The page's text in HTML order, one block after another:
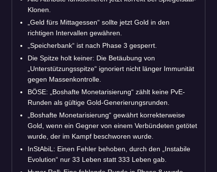
Klonen.
„Geld fürs Mittagessen“ sollte jetzt Gold in den
richtigen Intervallen gewähren.
„Speicherbank“ ist nach Phase 3 gesperrt.
Die Spitze holt keiner: Die Betäubung von
„Unterstützungsspitze“ ignoriert nicht länger Immunität
gegen Massenkontrolle.
BÖSE: „Boshafte Monetarisierung“ zählt keine PvE-
Runden als gültige Gold-Generierungsrunden.
„Boshafte Monetarisierung“ gewährt korrekterweise
Gold, wenn ein Gegner von einem Verbündeten getötet
wurde, der im Kampf beschworen wurde.
InStAbiL: Einen Fehler behoben, durch den „Instabile
Evolution“ nur 33 Leben statt 333 Leben gab.